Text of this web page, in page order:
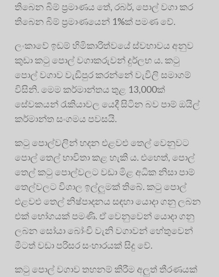
තිබෙන බිම් ප්‍රමාණය තේ, රබර්, පොල් වගා කර
තිබෙන බිම් ප්‍රමාණයෙන් 1%ක් පමණ වේ.
ලංකාවේ ඉඩම් හිමිකාරිත්වයේ ස්වභාවය අනුව
කුඩා කටු පොල් වගාකරුවන් දුර්ලභ ය. කටු
පොල් වගාව වැඩිපුර කරන්නේ වැවිලි සමාගම්
විසිනි. මෙම කර්මාන්තය තුළ 13,000ක්
සේවකයන් රැකියාවල යෙදී සිටින බව පාම් ඔයිල්
කර්මාන්ත සංගමය පවසයි.
කටු පොල්වලින් හදන එළවළු තෙල් වෙනුවට
පොල් තෙල් භාවිතා කළ හැකි ය. එහෙත්, පොල්
තෙල් කටු පොල්වලට වඩා මිළ අධික නිසා පාම්
තෙල්වලට විශාල ඉල්ලුමක් තිබේ. කටු පොල්
එළවළු තෙල් නිෂ්පාදනය සඳහා යොදා ගනු ලබන
එක් භෝගයක් පමණි. ඒ වෙනුවෙන් යොදා ගනු
ලබන සෝයා බෝංචි වැනි වගාවන් හේතුවෙන්
මීටත් වඩා පරිසර සංහාරයක් සිදු වේ.
කටු පොල් වගාව තහනම් කිරීම අලුත් තීරණයක්